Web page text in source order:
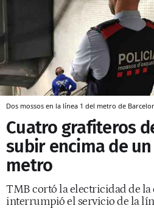
Dos mossos en la línea 1 del metro de
Cuatro grafiteros
subir encima de
metro
TMB cortó la electricidad de la
interrumpió el servicio de la